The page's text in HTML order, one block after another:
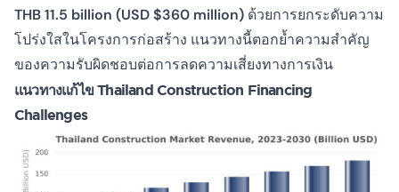
THB 11.5 billion (USD $360 million) ด้วยการยกระดับความ
โปร่งใสในโครงการก่อสร้าง แนวทางนี้ตอกย้ำความสำคัญ
ของความรับผิดชอบต่อการลดความเสี่ยงทางการเงิน
แนวทางแก้ไข Thailand Construction Financing
Challenges